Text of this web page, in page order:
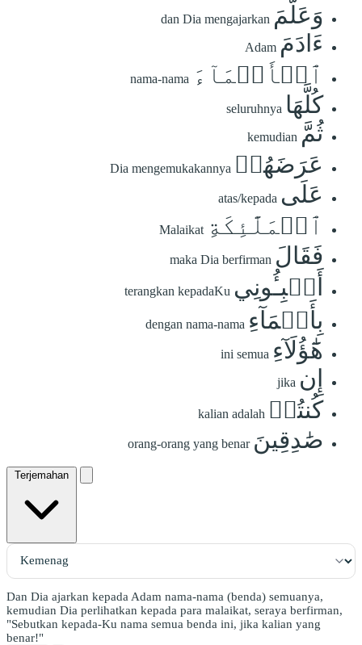
وَعَلَّمَ dan Dia mengajarkan
ءَادَمَ Adam
ٱلۡأَسۡمَآءَ nama-nama
كُلَّهَا seluruhnya
ثُمَّ kemudian
عَرَضَهُمۡ Dia mengemukakannya
عَلَى atas/kepada
ٱلۡمَلَٰٓئِكَةِ Malaikat
فَقَالَ maka Dia berfirman
أَنۢبِـُٔونِي terangkan kepadaKu
بِأَسۡمَآءِ dengan nama-nama
هَٰٓؤُلَآءِ ini semua
إِن jika
كُنتُمۡ kalian adalah
صَٰدِقِينَ orang-orang yang benar
Terjemahan
Dan Dia ajarkan kepada Adam nama-nama (benda) semuanya,
kemudian Dia perlihatkan kepada para malaikat, seraya berfirman,
"Sebutkan kepada-Ku nama semua benda ini, jika kalian yang
benar!"